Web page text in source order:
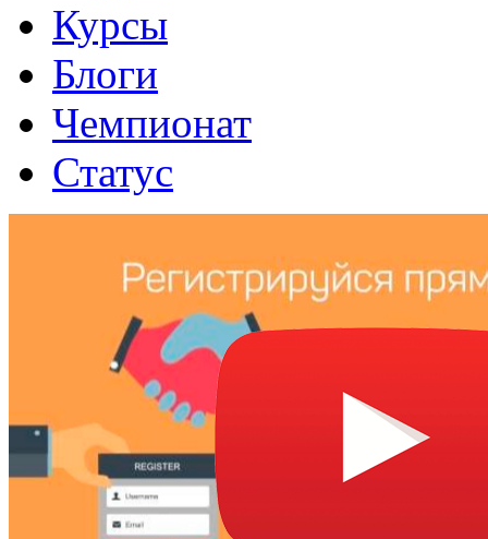
Курсы
Блоги
Чемпионат
Статус